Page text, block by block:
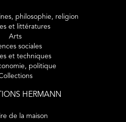
philosophie, religion
et littératures
Arts
sociales
et techniques
politique
HERMANN
de la maison